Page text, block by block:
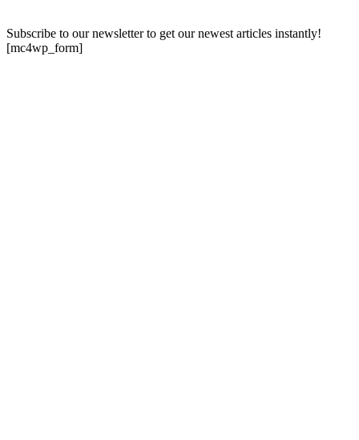
Subscribe to our newsletter to get our newest articles instantly!
[mc4wp_form]